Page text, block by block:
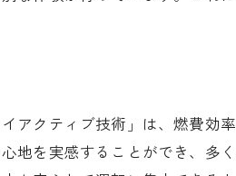
アクティブ技術」は、燃費効
地を実感することができ、多